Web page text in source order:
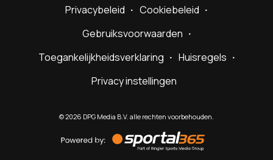
Privacybeleid
Cookiebeleid
Gebruiksvoorwaarden
Toegankelijkheidsverklaring
Huisregels
Privacy instellingen
©2026 DPG Media B.V. alle rechten voorbehouden.
by
Sportal365